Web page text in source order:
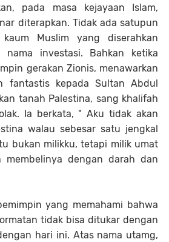
pada masa kejayaan Islam,
diterapkan. Tidak ada satupun
Muslim yang diserahkan
nama investasi. Bahkan ketika
gerakan Zionis, menawarkan
fantastis kepada Sultan Abdul
tanah Palestina, sang khalifah
Ia berkata, " Aku tidak akan
walau sebesar satu jengkal
bukan milikku, tetapi milik umat
membelinya dengan darah dan
yang memahami bahwa
tidak bisa ditukar dengan
hari ini. Atas nama utamg,